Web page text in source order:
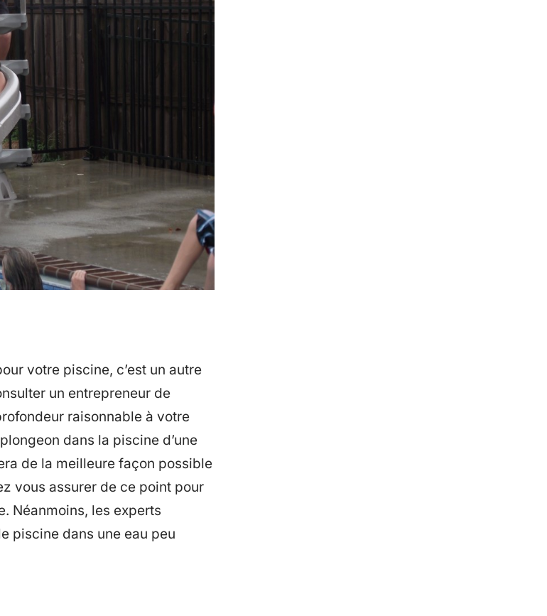
votre piscine, c’est un autre
un entrepreneur de
raisonnable à votre
dans la piscine d’une
de la meilleure façon possible
vous assurer de ce point pour
Néanmoins, les experts
piscine dans une eau peu